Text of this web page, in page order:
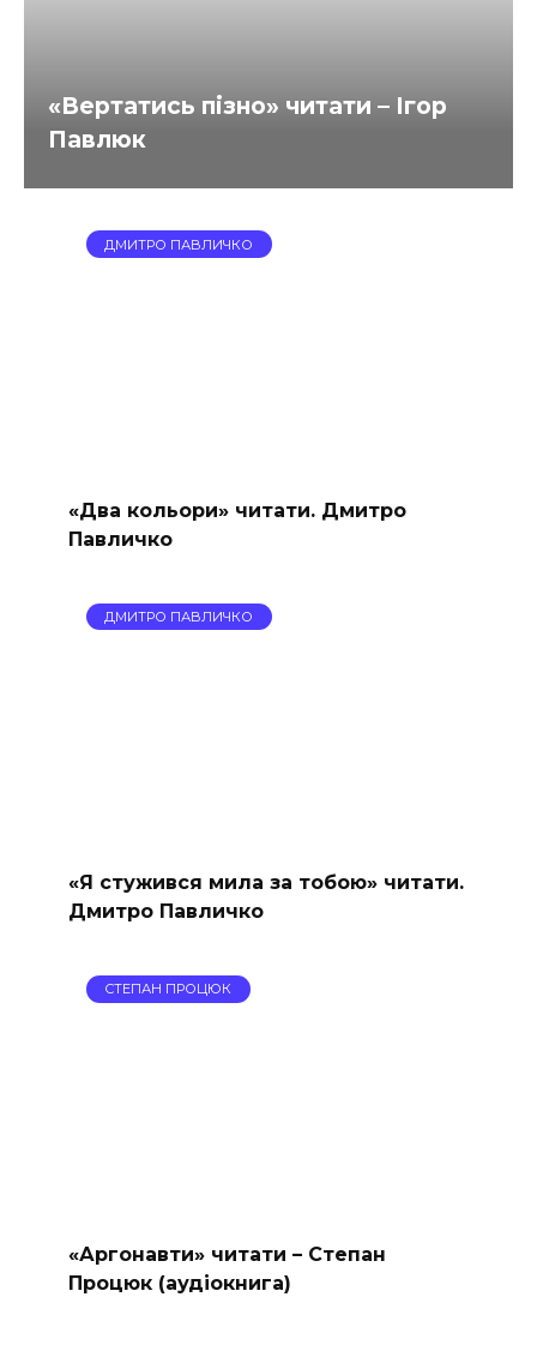
«Вертатись пізно» читати – Ігор
Павлюк
ДМИТРО ПАВЛИЧКО
«Два кольори» читати. Дмитро
Павличко
ДМИТРО ПАВЛИЧКО
«Я стужився мила за тобою» читати.
Дмитро Павличко
СТЕПАН ПРОЦЮК
«Аргонавти» читати – Степан
Процюк (аудіокнига)